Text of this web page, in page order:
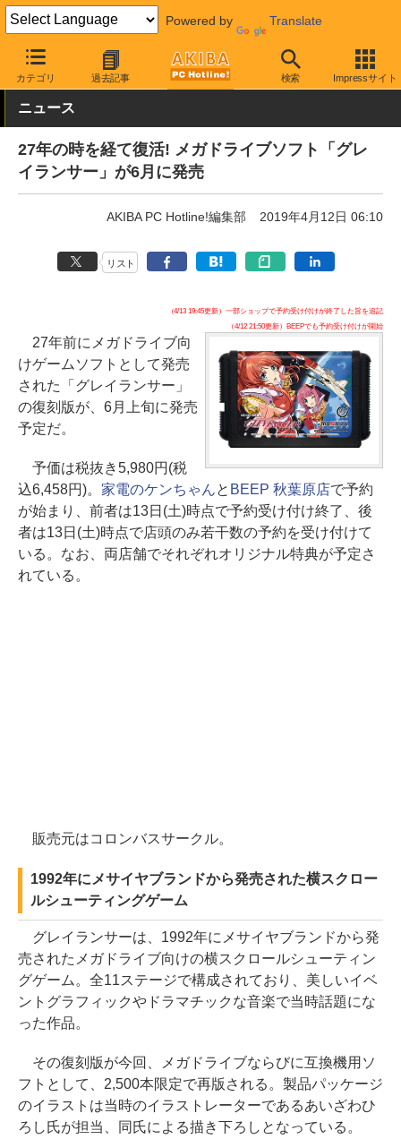
Powered by Translate
カテゴリ 過去記事 検索 Impressサイト
AKIBA PC Hotline! ガジェット ゲーム機関連
ニュース
27年の時を経て復活! メガドライブソフト「グレ
イランサー」が6月に発売
AKIBA PC Hotline!編集部 2019年4月12日 06:10
リスト
（4/13 19:45更新）一部ショップで予約受け付けが終了した旨を追記
（4/12 21:50更新）BEEPでも予約受け付けが開始
27年前にメガドライブ向
けゲームソフトとして発売
された「グレイランサー」
の復刻版が、6月上旬に発売
予定だ。
予価は税抜き5,980円(税
込6,458円)。 家電のケンちゃんと BEEP 秋葉原店で予約
が始まり、前者は13日(土)時点で予約受け付け終了、後
者は13日(土)時点で店頭のみ若干数の予約を受け付けて
いる。なお、両店舗でそれぞれオリジナル特典が予定さ
れている。
販売元はコロンバスサークル。
1992年にメサイヤブランドから発売された横スクロー
ルシューティングゲーム
グレイランサーは、1992年にメサイヤブランドから発
売されたメガドライブ向けの横スクロールシューティン
グゲーム。全11ステージで構成されており、美しいイベ
ントグラフィックやドラマチックな音楽で当時話題にな
った作品。
その復刻版が今回、メガドライブならびに互換機用ソ
フトとして、2,500本限定で再版される。製品パッケージ
のイラストは当時のイラストレーターであるあいざわひ
ろし氏が担当、同氏による描き下ろしとなっている。